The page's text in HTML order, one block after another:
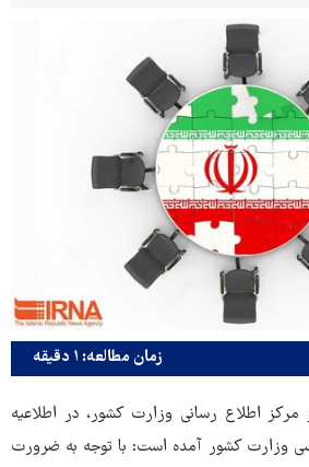
زمان مطالعه: ۱ دقیقه
اطلاع رسانی وزارت کشور، در اطلاعیه
وزارت کشور آمده است: با توجه به ضرورت